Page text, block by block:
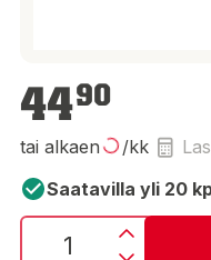
4490
tai alkaen /kk
Saatavilla yli 20